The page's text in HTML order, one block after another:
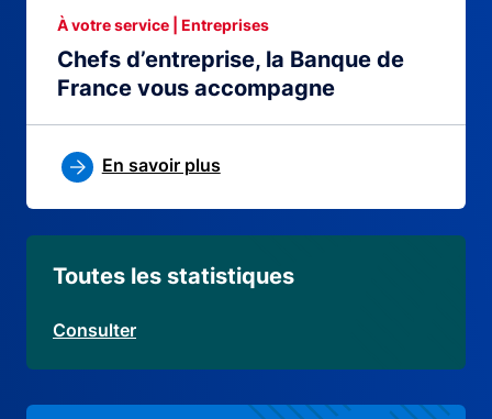
Chefs d’entreprise, la Banque de
France vous accompagne
À votre service | Entreprises
En savoir plus
Toutes les statistiques
Consulter